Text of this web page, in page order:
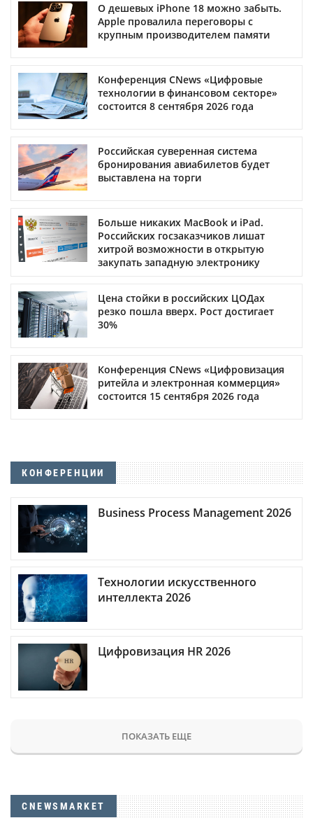
О дешевых iPhone 18 можно забыть.
Apple провалила переговоры с
крупным производителем памяти
Конференция CNews «Цифровые
технологии в финансовом секторе»
состоится 8 сентября 2026 года
Российская суверенная система
бронирования авиабилетов будет
выставлена на торги
Больше никаких MacBook и iPad.
Российских госзаказчиков лишат
хитрой возможности в открытую
закупать западную электронику
Цена стойки в российских ЦОДах
резко пошла вверх. Рост достигает
30%
Конференция CNews «Цифровизация
ритейла и электронная коммерция»
состоится 15 сентября 2026 года
КОНФЕРЕНЦИИ
Business Process Management 2026
Технологии искусственного
интеллекта 2026
Цифровизация HR 2026
ПОКАЗАТЬ ЕЩЕ
CNEWSMARKET